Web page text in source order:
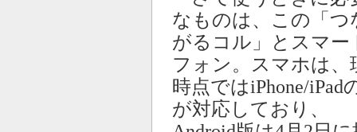
なものは、この「つ
がるコル」とスマー
フォン。スマホは、
時点ではiPhone/iPad
が対応しており、